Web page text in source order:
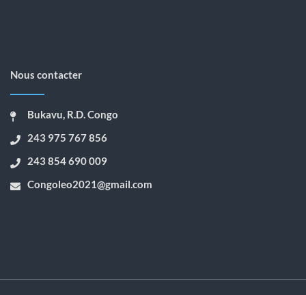
Nous contacter
Bukavu, R.D. Congo
243 975 767 856
243 854 690 009
Congoleo2021@gmail.com